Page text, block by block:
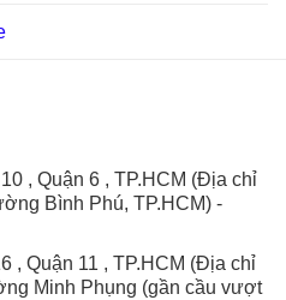
, Quận 6 , TP.HCM (Địa chỉ
Bình Phú, TP.HCM) -
, Quận 11 , TP.HCM (Địa chỉ
Minh Phụng (gần cầu vượt